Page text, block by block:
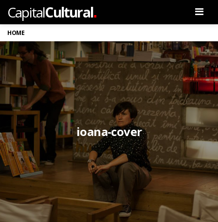
CapitalCultural.
HOME
ioana-cover